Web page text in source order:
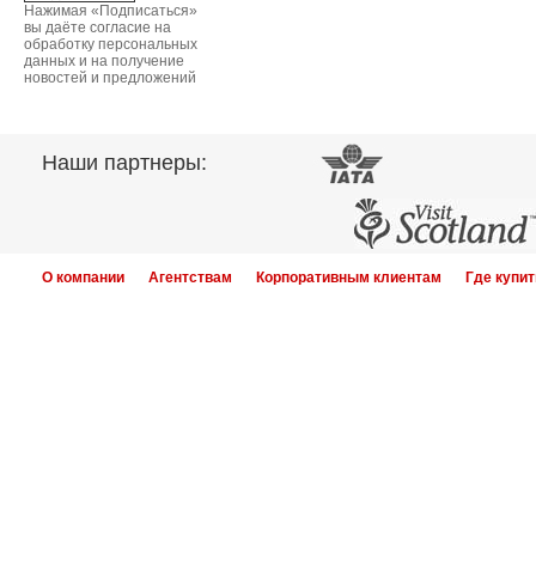
Нажимая «Подписаться»
вы даёте согласие на
обработку персональных
данных и на получение
новостей и предложений
Наши партнеры:
О компании Агентствам Корпоративным клиентам Где